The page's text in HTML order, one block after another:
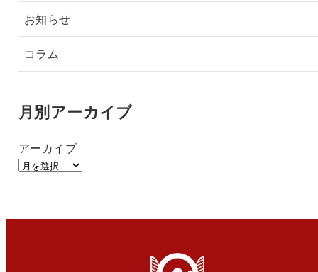
お知らせ
コラム
月別アーカイブ
アーカイブ